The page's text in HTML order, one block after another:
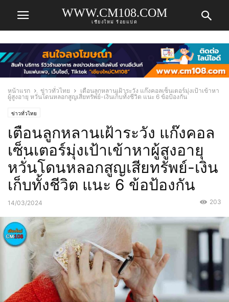
WWW.CM108.COM
เชียงใหม่ ร้อยแปด
หน้าแรก ข่าวทั่วไทย
เตือนลูกหลานเฝ้าระวัง แก๊งคอลเซ็นเตอร์มุ่งเป้าเข้าหา
ผู้สูงอายุ หวั่นโดนหลอกสูญเสียทรัพย์-เงินเก็บทั้งชีวิต แนะ 6 ข้อป้องกัน
ข่าวทั่วไทย
เตือนลูกหลานเฝ้าระวัง แก๊งคอล
เซ็นเตอร์มุ่งเป้าเข้าหาผู้สูงอายุ
หวั่นโดนหลอกสูญเสียทรัพย์-เงิน
เก็บทั้งชีวิต แนะ 6 ข้อป้องกัน
14/03/2024 203